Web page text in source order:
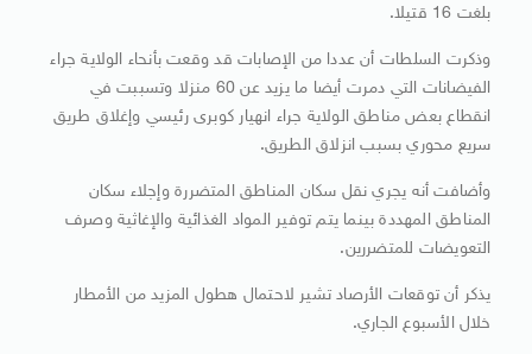
بلغت 16 قتيلا.
وذكرت السلطات أن عددا من الإصابات قد وقعت بأنحاء الولاية جراء
الفيضانات التي دمرت أيضا ما يزيد عن 60 منزلا وتسببت في
انقطاع بعض مناطق الولاية جراء انهيار كوبرى رئيسي وإغلاق طريق
سريع محوري بسبب انزلاق الطريق.
وأضافت أنه يجري نقل سكان المناطق المتضررة وإجلاء سكان
المناطق المهددة بينما يتم توفير المواد الغذائية والإغاثية وصرف
التعويضات للمتضررين.
يذكر أن توقعات الأرصاد تشير لاحتمال هطول المزيد من الأمطار
خلال الأسبوع الجاري.